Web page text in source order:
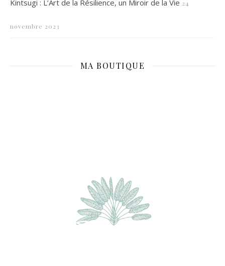
Kintsugi : L’Art de la Résilience, un Miroir de la Vie 24
novembre 2023
MA BOUTIQUE